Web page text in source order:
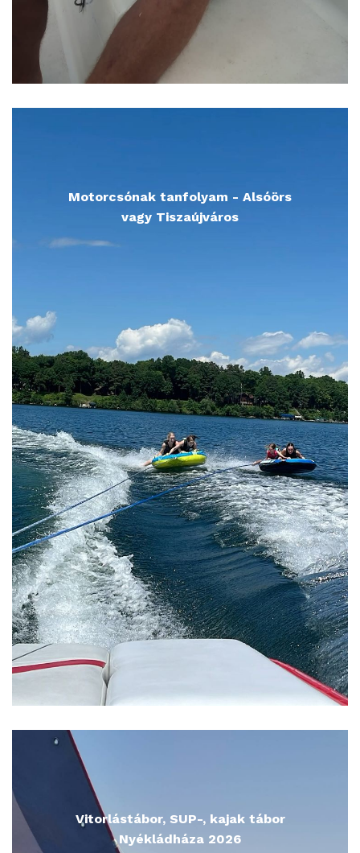
Motorcsónak tanfolyam - Alsóörs
vagy Tiszaújváros
Vitorlástábor, SUP-, kajak tábor
Nyékládháza 2026